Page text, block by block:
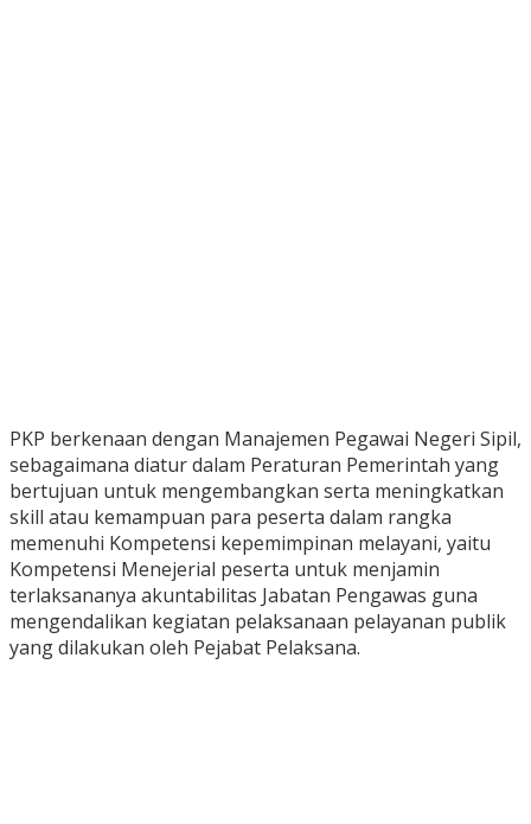
PKP berkenaan dengan Manajemen Pegawai Negeri Sipil,
sebagaimana diatur dalam Peraturan Pemerintah yang
bertujuan untuk mengembangkan serta meningkatkan
skill atau kemampuan para peserta dalam rangka
memenuhi Kompetensi kepemimpinan melayani, yaitu
Kompetensi Menejerial peserta untuk menjamin
terlaksananya akuntabilitas Jabatan Pengawas guna
mengendalikan kegiatan pelaksanaan pelayanan publik
yang dilakukan oleh Pejabat Pelaksana.